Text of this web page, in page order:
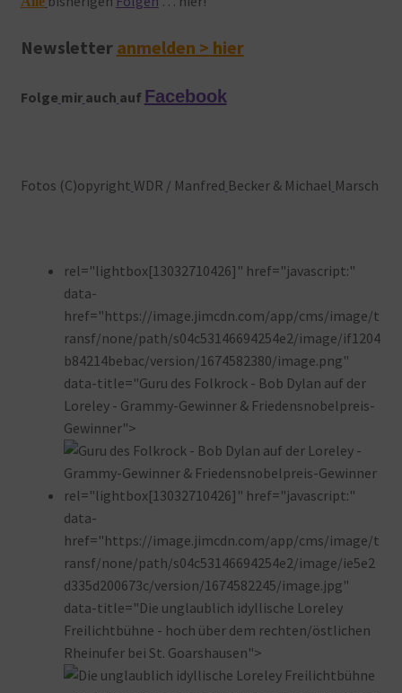
Newsletter anmelden > hier
Folge mir auch auf Facebook
Fotos (C)opyright WDR / Manfred Becker & Michael Marsch
rel="lightbox[13032710426]" href="javascript:"
data-
href="https://image.jimcdn.com/app/cms/image/t
ransf/none/path/s04c53146694254e2/image/if1204
b84214bebac/version/1674582380/image.png"
data-title="Guru des Folkrock - Bob Dylan auf der
Loreley - Grammy-Gewinner & Friedensnobelpreis-
Gewinner">
rel="lightbox[13032710426]" href="javascript:"
data-
href="https://image.jimcdn.com/app/cms/image/t
ransf/none/path/s04c53146694254e2/image/ie5e2
d335d200673c/version/1674582245/image.jpg"
data-title="Die unglaublich idyllische Loreley
Freilichtbühne - hoch über dem rechten/östlichen
Rheinufer bei St. Goarshausen">